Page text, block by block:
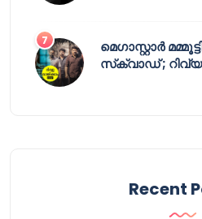
മെഗാസ്റ്റാർ
സ്‌ക്വാഡ് ; റിവ്യൂ
Recent